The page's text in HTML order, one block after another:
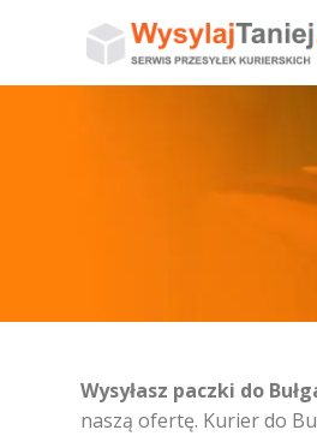
Wysyłasz paczki do
naszą ofertę. Kurier do